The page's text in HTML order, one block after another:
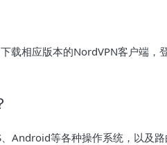
载相应版本的NordVPN客户端，
Android等各种操作系统，以及路